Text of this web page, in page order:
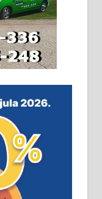
на
ари.